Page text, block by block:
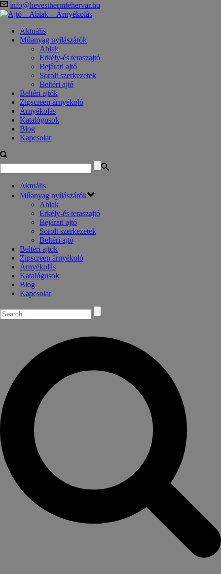
info@hevesthermfehervar.hu
Aktuális
Műanyag nyílászárók
Ablak
Erkély-és teraszajtó
Bejárati ajtó
Sorolt szerkezetek
Beltéri ajtó
Beltéri ajtók
Zipscreen árnyékoló
Árnyékolás
Katalógusok
Blog
Kapcsolat
Aktuális
Műanyag nyílászárók
Ablak
Erkély-és teraszajtó
Bejárati ajtó
Sorolt szerkezetek
Beltéri ajtó
Beltéri ajtók
Zipscreen árnyékoló
Árnyékolás
Katalógusok
Blog
Kapcsolat